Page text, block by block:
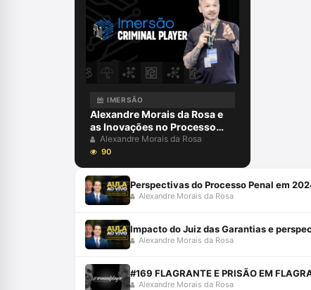
IMERSÃO
Alexandre Morais da Rosa e
as Inovações no Processo
Penal: Ferramentas
Tecnológicas
Alexandre Morais da Rosa
90
Perspectivas do Processo Penal em
Alexandre Morais da Rosa
Alexandre Morais da Rosa
#169 FLAGRANTE E PRISÃO EM
Alexandre Morais da Rosa